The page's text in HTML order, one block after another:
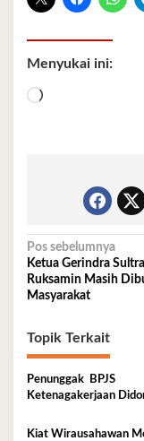
Menyukai ini:
Memuat...
Navigasi
pos
Pos sebelumnya
Ketua Gerindra
Ruksamin Masih
Masyarakat
Topik Terkait
Penunggak BPJS
Ketenagakerjaan
Kiat Wirausahawan Melawan